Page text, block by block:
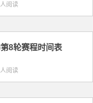
阅读
8轮赛程时间表
阅读